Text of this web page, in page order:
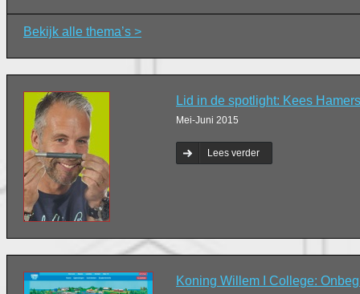
Bekijk alle thema’s >
Lid in de spotlight: Kees
Mei-Juni 2015
Lees verder
Koning Willem I College: